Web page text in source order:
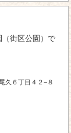
街区公園）で
久６丁目４２−８